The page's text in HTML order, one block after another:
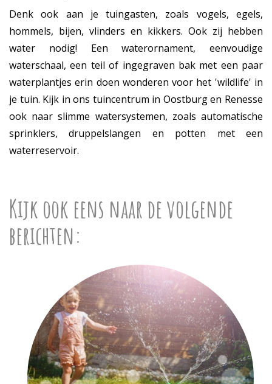
Denk ook aan je tuingasten, zoals vogels, egels,
hommels, bijen, vlinders en kikkers. Ook zij hebben
water nodig! Een waterornament, eenvoudige
waterschaal, een teil of ingegraven bak met een paar
waterplantjes erin doen wonderen voor het 'wildlife' in
je tuin. Kijk in ons tuincentrum in Oostburg en Renesse
ook naar slimme watersystemen, zoals automatische
sprinklers, druppelslangen en potten met een
waterreservoir.
Kijk ook eens naar de volgende
berichten: